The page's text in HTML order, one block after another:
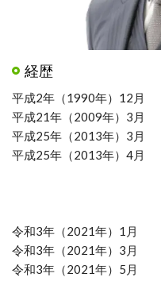
経歴
平成2年（1990年）12月
平成21年（2009年）3
平成25年（2013年）3
平成25年（2013年）4
北区役所
子ども未来
令和3年（2021年）1月
令和3年（2021年）3月
令和3年（2021年）5月